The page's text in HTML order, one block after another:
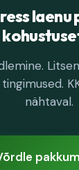
laenu
nähtaval.